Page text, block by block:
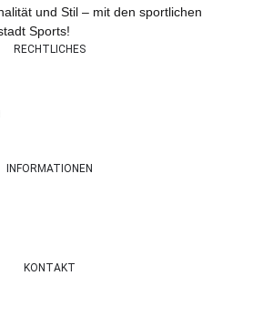
und Stil – mit den sportlichen
Sports!
RECHTLICHES
INFORMATIONEN
KONTAKT